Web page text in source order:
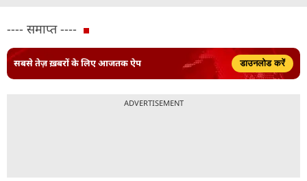
---- समाप्त ----
सबसे तेज़ ख़बरों के लिए आजतक ऐप डाउनलोड करें
ADVERTISEMENT